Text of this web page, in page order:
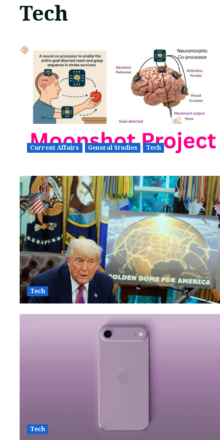
Tech
Current Affairs General Studies Tech
Tech
Tech